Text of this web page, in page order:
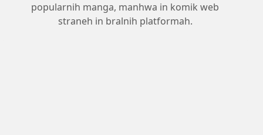
popularnih manga, manhwa in komik web
straneh in bralnih platformah.